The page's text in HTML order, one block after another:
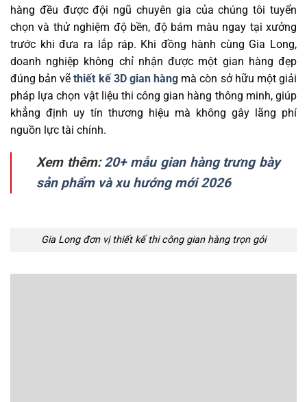
hàng đều được đội ngũ chuyên gia của chúng tôi tuyển
chọn và thử nghiệm độ bền, độ bám màu ngay tại xưởng
trước khi đưa ra lắp ráp. Khi đồng hành cùng Gia Long,
doanh nghiệp không chỉ nhận được một gian hàng đẹp
đúng bản vẽthiết kế 3D gian hàng mà còn sở hữu một giải
pháp lựa chọn vật liệu thi công gian hàng thông minh, giúp
khẳng định uy tín thương hiệu mà không gây lãng phí
nguồn lực tài chính.
Xem thêm:20+ mẫu gian hàng trưng bày
sản phẩm và xu hướng mới 2026
Gia Long đơn vị thiết kế thi công gian hàng trọn gói